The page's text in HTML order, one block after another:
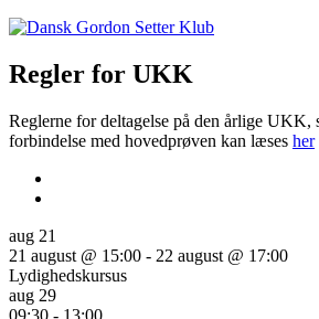
Regler for UKK
Reglerne for deltagelse på den årlige UKK,
forbindelse med hovedprøven kan læses her
aug 21
21 august @ 15:00 - 22 august @ 17:00
Lydighedskursus
aug 29
09:30 - 13:00